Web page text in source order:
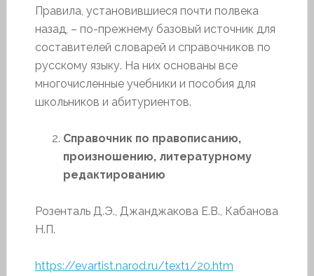
Правила, установившиеся почти полвека
назад, – по-прежнему базовый источник для
составителей словарей и справочников по
русскому языку. На них основаны все
многочисленные учебники и пособия для
школьников и абитуриентов.
Справочник по правописанию,
произношению, литературному
редактированию
Розенталь Д.Э., Джанджакова Е.В., Кабанова
Н.П.
https://evartist.narod.ru/text1/20.htm